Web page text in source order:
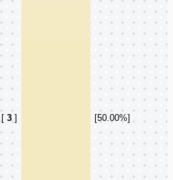
[ 3] [50.00%]